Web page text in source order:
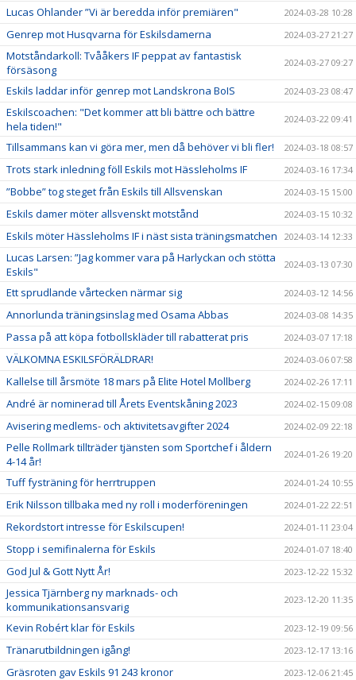
Lucas Ohlander ”Vi är beredda inför premiären" 2024-03-28 10:28
Genrep mot Husqvarna för Eskilsdamerna 2024-03-27 21:27
Motståndarkoll: Tvååkers IF peppat av fantastisk
försäsong
2024-03-27 09:27
Eskils laddar inför genrep mot Landskrona BoIS 2024-03-23 08:47
Eskilscoachen: "Det kommer att bli bättre och bättre
hela tiden!"
2024-03-22 09:41
Tillsammans kan vi göra mer, men då behöver vi bli fler! 2024-03-18 08:57
Trots stark inledning föll Eskils mot Hässleholms IF 2024-03-16 17:34
”Bobbe” tog steget från Eskils till Allsvenskan 2024-03-15 15:00
Eskils damer möter allsvenskt motstånd 2024-03-15 10:32
Eskils möter Hässleholms IF i näst sista träningsmatchen 2024-03-14 12:33
Lucas Larsen: ”Jag kommer vara på Harlyckan och stötta
Eskils"
2024-03-13 07:30
Ett sprudlande vårtecken närmar sig 2024-03-12 14:56
Annorlunda träningsinslag med Osama Abbas 2024-03-08 14:35
Passa på att köpa fotbollskläder till rabatterat pris 2024-03-07 17:18
VÄLKOMNA ESKILSFÖRÄLDRAR! 2024-03-06 07:58
Kallelse till årsmöte 18 mars på Elite Hotel Mollberg 2024-02-26 17:11
André är nominerad till Årets Eventskåning 2023 2024-02-15 09:08
Avisering medlems- och aktivitetsavgifter 2024 2024-02-09 22:18
Pelle Rollmark tillträder tjänsten som Sportchef i åldern
4-14 år!
2024-01-26 19:20
Tuff fysträning för herrtruppen 2024-01-24 10:55
Erik Nilsson tillbaka med ny roll i moderföreningen 2024-01-22 22:51
Rekordstort intresse för Eskilscupen! 2024-01-11 23:04
Stopp i semifinalerna för Eskils 2024-01-07 18:40
God Jul & Gott Nytt År! 2023-12-22 15:32
Jessica Tjärnberg ny marknads- och
kommunikationsansvarig
2023-12-20 11:35
Kevin Robért klar för Eskils 2023-12-19 09:56
Tränarutbildningen igång! 2023-12-17 13:16
Gräsroten gav Eskils 91 243 kronor 2023-12-06 21:45